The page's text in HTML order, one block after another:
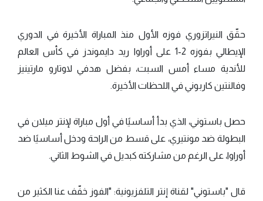
حقّق النيراتزوري فوزه الأول منذ المباراة الأخيرة في الدوري
الإيطالي بفوزه 2-1 على أوراوا ريد دايموندز في كأس العالم
للأندية مساء أمس السبت، بفضل هدفي لاوتارو مارتينيز
وفالنتين كاربوني في اللحظات الأخيرة.
حصل باستوني، الذي بدأ أساسيًا في أول مباراة لإنتر ميلان في
البطولة ضد مونتيري، على قسط من الراحة ودخل أساسيًا ضد
أوراوا، على الرغم من مشاركته كبديل في الشوط الثاني.
قال "باستوني" لقناة إنتر التلفزيونية: "الفوز خفّف عنا الكثير من